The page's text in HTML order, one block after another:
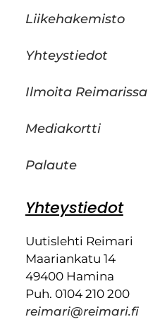
Liikehakemisto
Yhteystiedot
Ilmoita Reimarissa
Mediakortti
Palaute
Yhteystiedot
Uutislehti Reimari
Maariankatu 14
49400 Hamina
Puh. 0104 210 200
reimari@reimari.fi